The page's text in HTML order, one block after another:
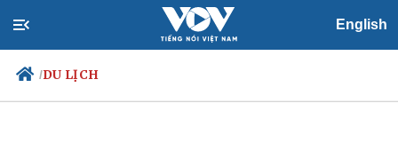
English
/DU LỊCH